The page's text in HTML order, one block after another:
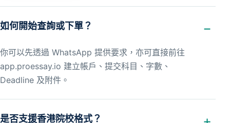
如何開始查詢或下單？
你可以先透過 WhatsApp 提供要求，亦可直接前往
app.proessay.io 建立帳戶、提交科目、字數、
Deadline 及附件。
是否支援香港院校格式？